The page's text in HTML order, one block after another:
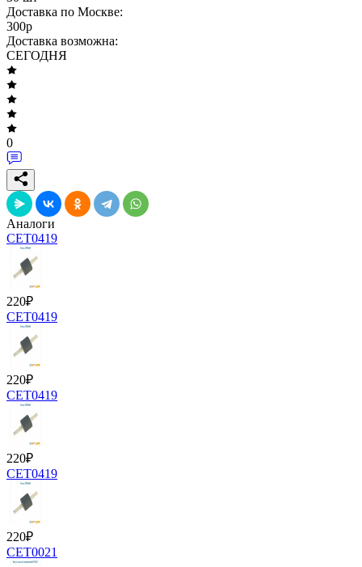
Доставка по Москве:
300p
Доставка возможна:
СЕГОДНЯ
0
Аналоги
CET0419
220₽
CET0419
220₽
CET0419
220₽
CET0419
220₽
CET0021